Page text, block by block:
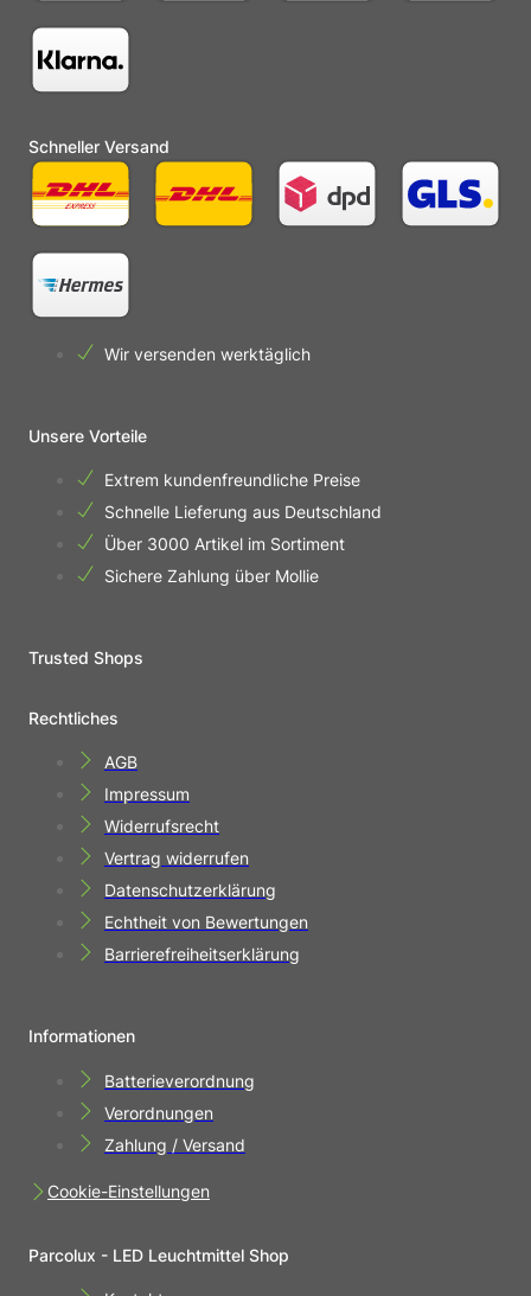
Schneller Versand
Wir versenden werktäglich
Unsere Vorteile
Extrem kundenfreundliche Preise
Schnelle Lieferung aus Deutschland
Über 3000 Artikel im Sortiment
Sichere Zahlung über Mollie
Trusted Shops
Rechtliches
AGB
Impressum
Widerrufsrecht
Vertrag widerrufen
Datenschutzerklärung
Echtheit von Bewertungen
Barrierefreiheitserklärung
Informationen
Batterieverordnung
Verordnungen
Zahlung / Versand
Cookie-Einstellungen
Parcolux - LED Leuchtmittel Shop